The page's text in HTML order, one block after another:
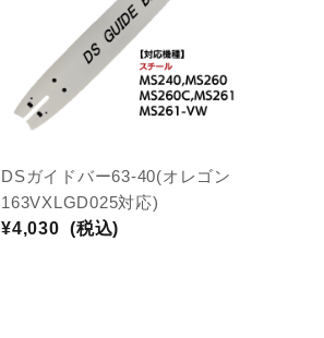
DSガイドバー63-40(オレゴン
163VXLGD025対応)
¥4,030 (税込)